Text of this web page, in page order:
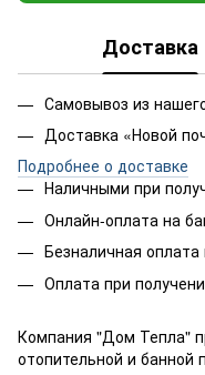
Доставка
Самовывоз из
Доставка «Новой
Подробнее о доставке
Наличными при
Онлайн-оплата на
Безналичная
Оплата при
Компания "Дом Тепла"
отопительной и банной